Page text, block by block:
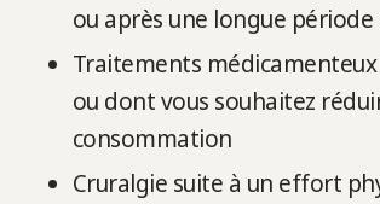
ou après une longue
Traitements
ou dont vous souhaitez
consommation
Cruralgie suite à un effort